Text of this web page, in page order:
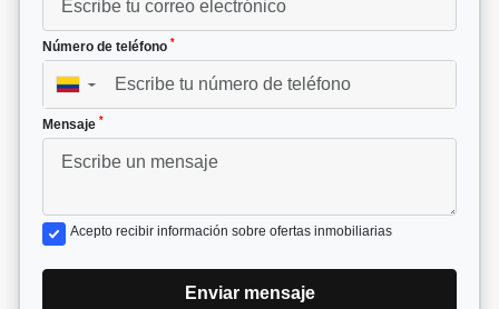
Número de teléfono *
▼
Mensaje *
Acepto recibir información sobre ofertas inmobiliarias
Enviar mensaje